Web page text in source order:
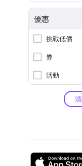
優惠
挑戰低價
券
活動